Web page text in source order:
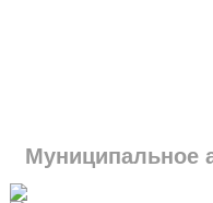
Муниципальное